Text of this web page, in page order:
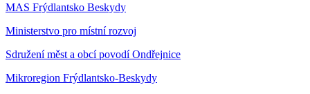
MAS Frýdlantsko Beskydy
Ministerstvo pro místní rozvoj
Sdružení měst a obcí povodí Ondřejnice
Mikroregion Frýdlantsko-Beskydy